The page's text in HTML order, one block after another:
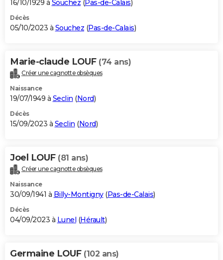
16/10/1929 à Souchez (Pas-de-Calais)
Décès
05/10/2023 à Souchez (Pas-de-Calais)
Marie-claude LOUF (74 ans)
Créer une cagnotte obsèques
Naissance
19/07/1949 à Seclin (Nord)
Décès
15/09/2023 à Seclin (Nord)
Joel LOUF (81 ans)
Créer une cagnotte obsèques
Naissance
30/09/1941 à Billy-Montigny(Pas-de-Calais)
Décès
04/09/2023 à Lunel (Hérault)
Germaine LOUF (102 ans)